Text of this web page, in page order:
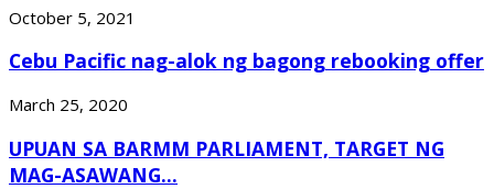
October 5, 2021
Cebu Pacific nag-alok ng bagong rebooking offer
March 25, 2020
UPUAN SA BARMM PARLIAMENT, TARGET NG
MAG-ASAWANG...